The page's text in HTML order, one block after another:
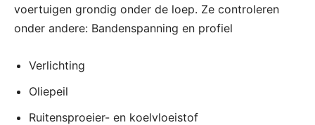
voertuigen grondig onder de loep. Ze controleren
onder andere: Bandenspanning en profiel
Verlichting
Oliepeil
Ruitensproeier- en koelvloeistof